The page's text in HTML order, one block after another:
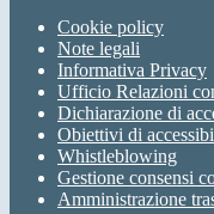
Cookie policy
Note legali
Informativa Privacy
Ufficio Relazioni
Dichiarazione di
Obiettivi di
Whistleblowing
Gestione consensi
Amministrazione